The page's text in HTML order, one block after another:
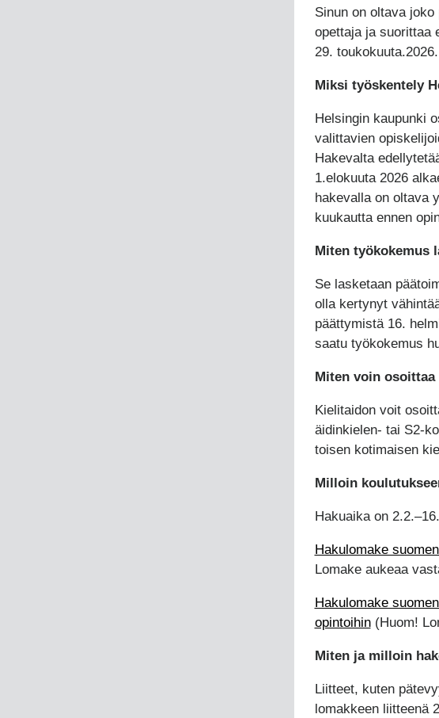
Sinun on oltava
opettaja ja suorittaa
29. toukokuuta.2026.
Miksi työskentely
Helsingin kaupunki
valittavien
Hakevalta
1.elokuuta 2026
hakevalla on oltava
kuukautta ennen
Miten työkokemus
Se lasketaan
olla kertynyt
päättymistä 16.
saatu työkokemus
Miten voin
Kielitaidon voit
äidinkielen- tai S2-
toisen kotimaisen
Milloin
Hakuaika on
Hakulomake
Lomake aukeaa
Hakulomake
opintoihin(Huom!
Miten ja milloin
Liitteet, kuten
lomakkeen liitteenä